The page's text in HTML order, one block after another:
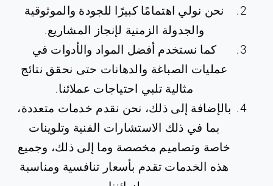
نحن نولي اهتمامًا كبيرًا للجودة والموثوقية
والجدولة الزمنية لإنجاز المشاريع.
كما نستخدم أفضل المواد والأدوات في
عمليات الصباغة والدهانات حتى نحقق نتائج
مثالية تلبي احتياجات عملائنا.
بالإضافة إلى ذلك، نحن نقدم خدمات متعددة،
بما في ذلك الاستشارات الفنية وتلوينات
خاصة وتصاميم مخصصة وما إلى ذلك، وجميع
هذه الخدمات تقدم بأسعار تنافسية ومناسبة